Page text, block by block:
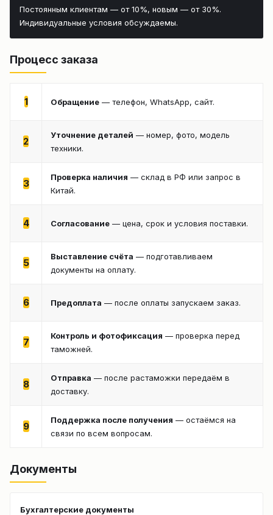
Постоянным клиентам — от 10%, новым — от 30%.
Индивидуальные условия обсуждаемы.
Процесс заказа
1 Обращение — телефон, WhatsApp, сайт.
2
Уточнение деталей — номер, фото, модель
техники.
3
Проверка наличия — склад в РФ или запрос в
Китай.
4 Согласование — цена, срок и условия поставки.
5
Выставление счёта — подготавливаем
документы на оплату.
6 Предоплата — после оплаты запускаем заказ.
7
Контроль и фотофиксация — проверка перед
таможней.
8
Отправка — после растаможки передаём в
доставку.
9
Поддержка после получения — остаёмся на
связи по всем вопросам.
Документы
Бухгалтерские документы